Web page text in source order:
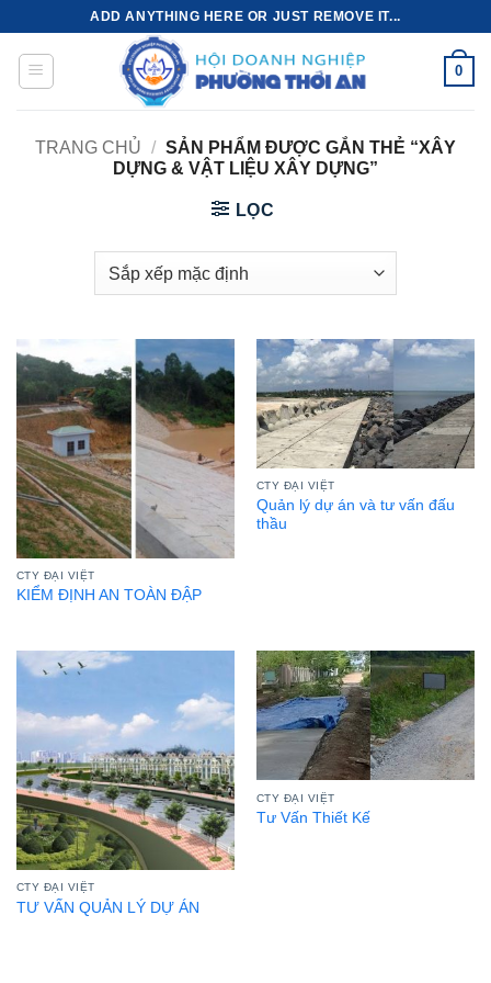
dung
ADD ANYTHING HERE OR JUST REMOVE IT...
0
TRANG CHỦ / SẢN PHẨM ĐƯỢC GẮN THẺ “XÂY
DỰNG & VẬT LIỆU XÂY DỰNG”
LỌC
CTY ĐẠI VIỆT
KIỂM ĐỊNH AN TOÀN ĐẬP
CTY ĐẠI VIỆT
Quản lý dự án và tư vấn đấu
thầu
CTY ĐẠI VIỆT
TƯ VẤN QUẢN LÝ DỰ ÁN
CTY ĐẠI VIỆT
Tư Vấn Thiết Kế